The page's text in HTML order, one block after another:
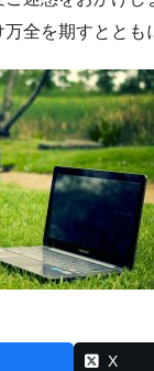
全を期すとと
X